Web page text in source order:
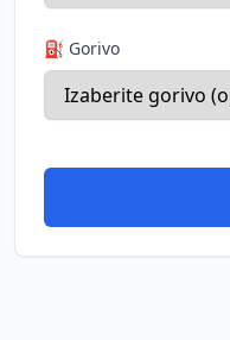
⛽ Gorivo